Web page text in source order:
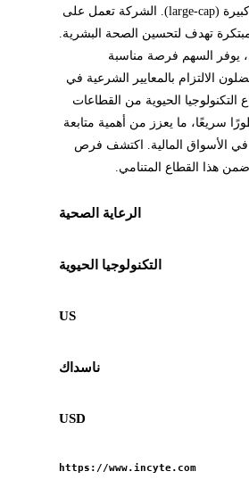
ويتميز بقيمة سوقية كبيرة (large-cap). الشركة تعمل على
تهدف لتحسين الصحة البشرية.
السهم فرصة مناسبة
الالتزام بالمعايير الشرعية في
التكنولوجيا الحيوية من القطاعات
سريعًا، ما يعزز من أهمية متابعة
في الأسواق المالية. اكتشف فرص
الرعاية الصحية
التكنولوجيا الحيوية
US
ناسداك
USD
https://www.incyte.com